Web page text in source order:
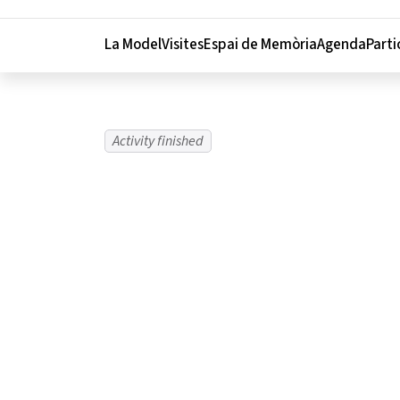
La ModelVisitesEspai de MemòriaAgenda
Activity finished